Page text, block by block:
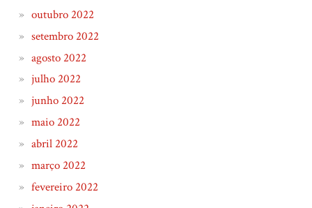
outubro 2022
setembro 2022
agosto 2022
julho 2022
junho 2022
maio 2022
abril 2022
março 2022
fevereiro 2022